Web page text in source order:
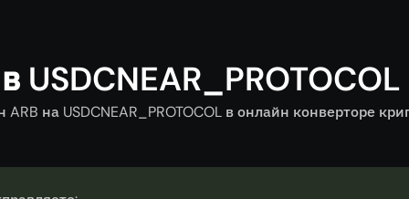
на USDCNEAR_PROTOCOL в онлайн конверторе